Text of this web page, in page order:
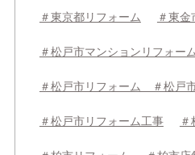
＃東京都リフォーム ＃東
＃松戸市マンションリフォーム
＃松戸市リフォーム ＃松戸
＃松戸市リフォーム工事 ＃